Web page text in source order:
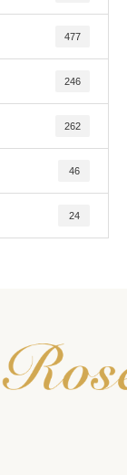
477
246
262
46
24